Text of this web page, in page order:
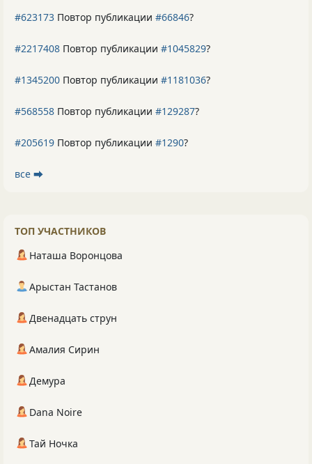
#623173 Повтор публикации #66846?
#2217408 Повтор публикации #1045829?
#1345200 Повтор публикации #1181036?
#568558 Повтор публикации #129287?
#205619 Повтор публикации #1290?
все ⮕
ТОП УЧАСТНИКОВ
Наташа Воронцова
Арыстан Тастанов
Двенадцать струн
Амалия Сирин
Демура
Dana Noire
Тай Ночка